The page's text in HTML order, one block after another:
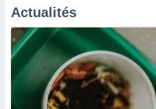
Actualités